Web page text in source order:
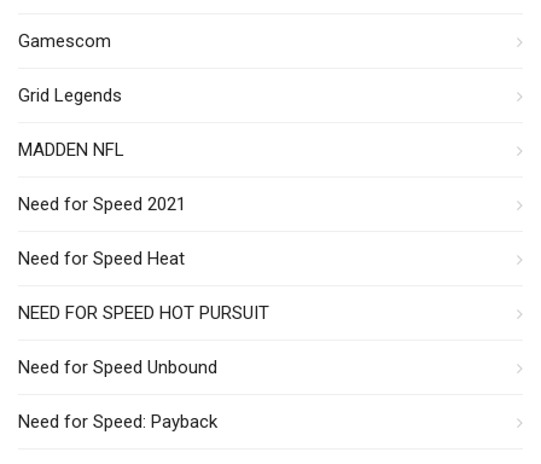
Gamescom
Grid Legends
MADDEN NFL
Need for Speed 2021
Need for Speed Heat
NEED FOR SPEED HOT PURSUIT
Need for Speed Unbound
Need for Speed: Payback